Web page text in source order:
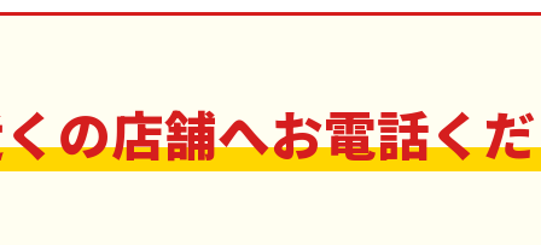
の店舗へお電話く